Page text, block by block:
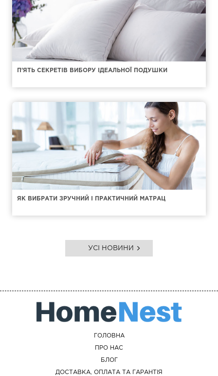
П'ЯТЬ СЕКРЕТІВ ВИБОРУ ІДЕАЛЬНОЇ ПОДУШКИ
ЯК ВИБРАТИ ЗРУЧНИЙ І ПРАКТИЧНИЙ МАТРАЦ
УСІ НОВИНИ
ГОЛОВНА
ПРО НАС
БЛОГ
ДОСТАВКА, ОПЛАТА ТА ГАРАНТІЯ